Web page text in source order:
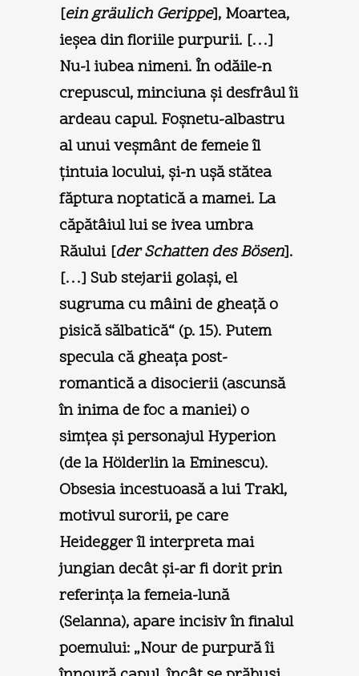
[ein gräulich Gerippe], Moartea,
ieşea din floriile purpurii. […]
Nu-l iubea nimeni. În odăile-n
crepuscul, minciuna şi desfrâul îi
ardeau capul. Foşnetu-albastru
al unui veşmânt de femeie îl
ţintuia locului, şi-n uşă stătea
făptura noptatică a mamei. La
căpătâiul lui se ivea umbra
Răului [der Schatten des Bösen].
[…] Sub stejarii golaşi, el
sugruma cu mâini de gheaţă o
pisică sălbatică“ (p. 15). Putem
specula că gheaţa post-
romantică a disocierii (ascunsă
în inima de foc a maniei) o
simţea şi personajul Hyperion
(de la Hölderlin la Eminescu).
Obsesia incestuoasă a lui Trakl,
motivul surorii, pe care
Heidegger îl interpreta mai
jungian decât şi-ar fi dorit prin
referinţa la femeia-lună
(Selanna), apare incisiv în finalul
poemului: „Nour de purpură îi